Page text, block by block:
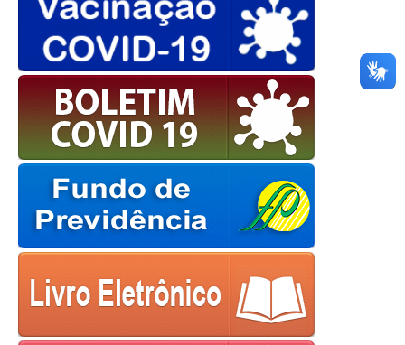
European Commission |
Cookies Policy
powered by WPCookiePro